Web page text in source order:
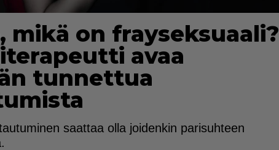
mikä on frayseksuaali?
avaa
tunnettua
saattaa olla joidenkin parisuhteen